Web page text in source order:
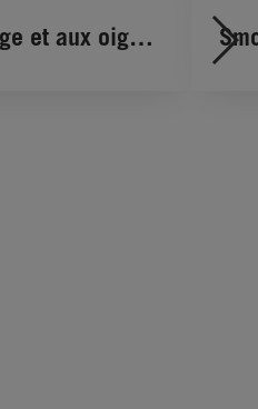
Tarte au fromage et aux oignons